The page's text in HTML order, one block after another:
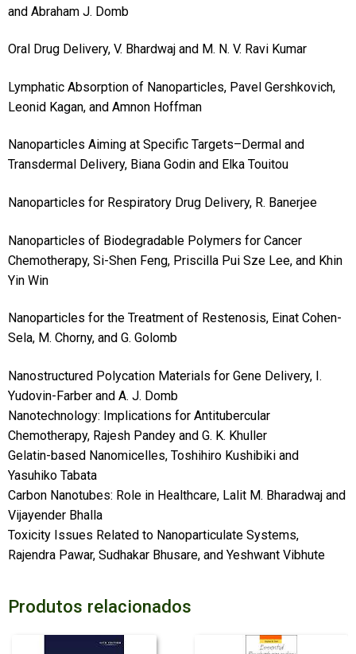
and Abraham J. Domb
Oral Drug Delivery, V. Bhardwaj and M. N. V. Ravi Kumar
Lymphatic Absorption of Nanoparticles, Pavel Gershkovich,
Leonid Kagan, and Amnon Hoffman
Nanoparticles Aiming at Specific Targets–Dermal and
Transdermal Delivery, Biana Godin and Elka Touitou
Nanoparticles for Respiratory Drug Delivery, R. Banerjee
Nanoparticles of Biodegradable Polymers for Cancer
Chemotherapy, Si-Shen Feng, Priscilla Pui Sze Lee, and Khin
Yin Win
Nanoparticles for the Treatment of Restenosis, Einat Cohen-
Sela, M. Chorny, and G. Golomb
Nanostructured Polycation Materials for Gene Delivery, I.
Yudovin-Farber and A. J. Domb
Nanotechnology: Implications for Antitubercular
Chemotherapy, Rajesh Pandey and G. K. Khuller
Gelatin-based Nanomicelles, Toshihiro Kushibiki and
Yasuhiko Tabata
Carbon Nanotubes: Role in Healthcare, Lalit M. Bharadwaj and
Vijayender Bhalla
Toxicity Issues Related to Nanoparticulate Systems,
Rajendra Pawar, Sudhakar Bhusare, and Yeshwant Vibhute
Produtos relacionados